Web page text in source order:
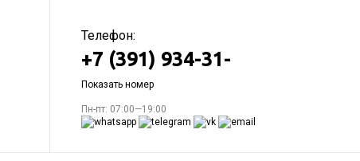
Телефон:
+7 (391) 934-31-
Показать номер
Пн-пт: 07:00—19:00